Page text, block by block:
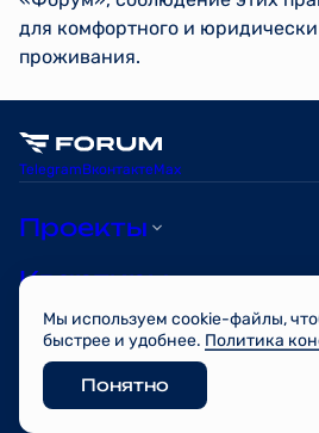
для комфортного и юридически
проживания.
TelegramВконтактеMax
Проекты
Квартиры
О компании
© FORUM 2026
Разработано
Мы используем cookie-файлы,
быстрее и удобнее. Политика
Понятно